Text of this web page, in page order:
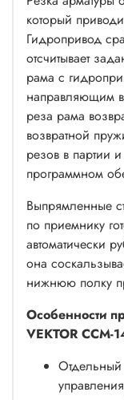
который
Гидропривод
отсчитывает
рама с
направляющим
реза рама
возвратной
резов в партии
программном
Выпрямленные
по приемнику
автоматически
она
нижнюю полку
Особенности
VEKTOR ССМ-
Отдельный